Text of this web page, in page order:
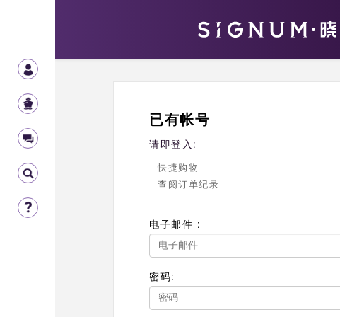
已有帐号
请即登入:
- 快捷购物
- 查阅订单纪录
电子邮件 :
密码: